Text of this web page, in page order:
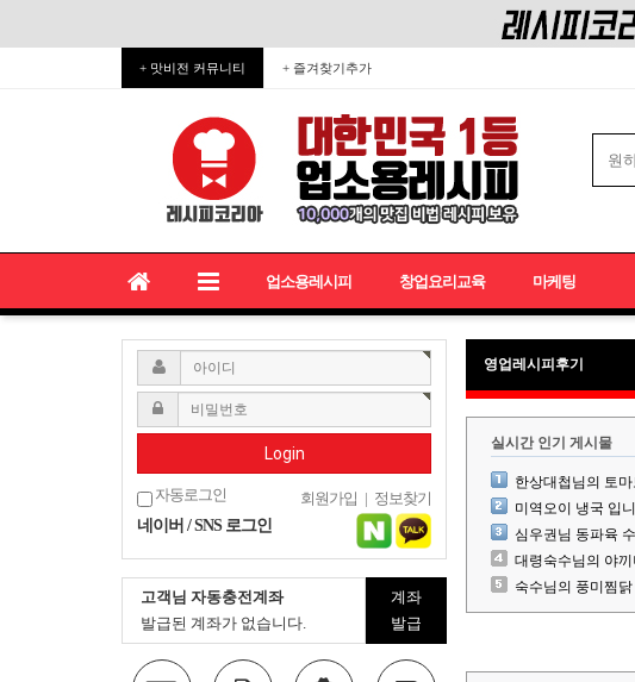
+ 맛비전 커뮤니티 + 즐겨찾기추가
업소용레시피 창업요리교육 마케팅
Login
자동로그인 회원가입 | 정보찾기
네이버 / SNS 로그인
고객님 자동충전계좌
발급된 계좌가 없습니다.
계좌
발급
영업레시피후기
실시간 인기 게시물
한상대첩님의 토
미역오이 냉국 입
심우권님 동파육
대령숙수님의 야
숙수님의 풍미찜닭